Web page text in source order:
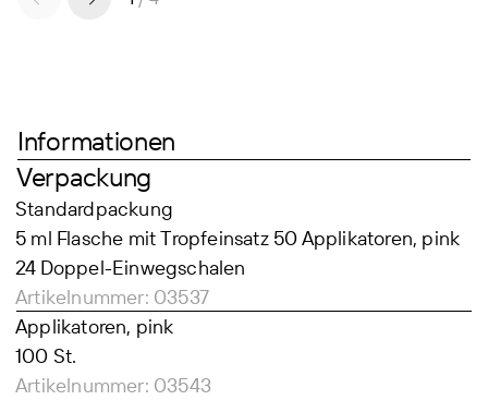
Informationen
Verpackung
Standardpackung
5 ml Flasche mit Tropfeinsatz 50 Applikatoren, pink
24 Doppel-Einwegschalen
Artikelnummer: 03537
Applikatoren, pink
100 St.
Artikelnummer: 03543